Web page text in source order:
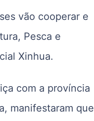
vão cooperar e
Pesca e
Xinhua.
com a província
manifestaram que